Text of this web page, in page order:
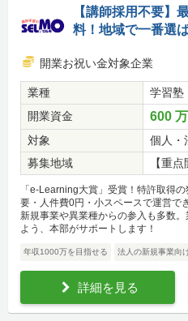
【講師採用不要】
料！地域で一番選
開業お祝い金対象企業
業種
学習塾
開業資金
600
対象
個人・
募集地域
【重
「e-Learning大賞」受賞！特許取得
要・人件費0円・小スペースで運営で
新規事業や異業種からの参入も多数
よう、本部がサポートします！
年収1000万を目指せる 法人の新規事業向
詳細を見る